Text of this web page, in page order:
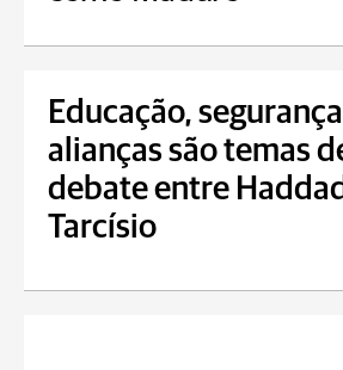
Educação,
alianças são temas
debate entre
Tarcísio